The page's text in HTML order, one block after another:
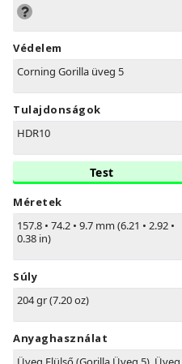
Védelem
Corning Gorilla üveg 5
Tulajdonságok
HDR10
Test
Méretek
157.8 • 74.2 • 9.7 mm (6.21 • 2.92 •
0.38 in)
Súly
204 gr (7.20 oz)
Anyaghasználat